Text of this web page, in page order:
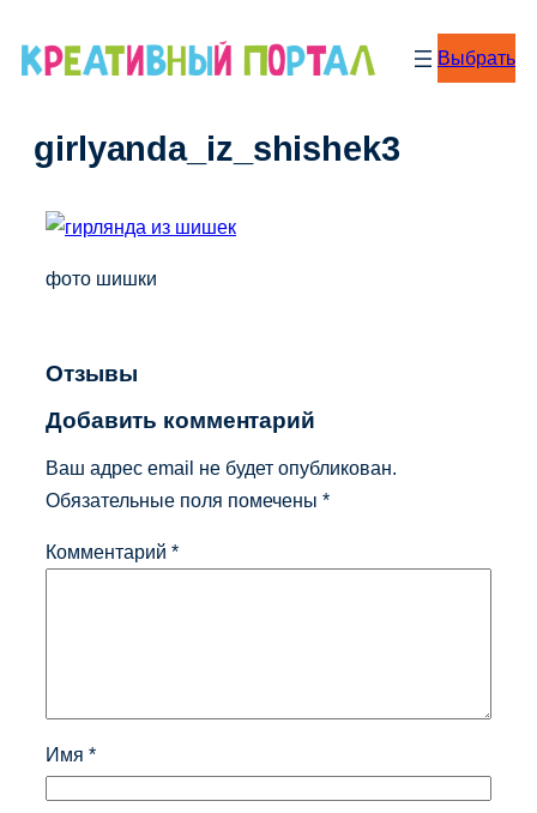
Выбрать
girlyanda_iz_shishek3
фото шишки
Отзывы
Добавить комментарий
Ваш адрес email не будет опубликован.
Обязательные поля помечены *
Комментарий *
Имя *